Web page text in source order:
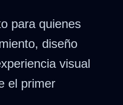
para quienes
diseño
visual
el primer